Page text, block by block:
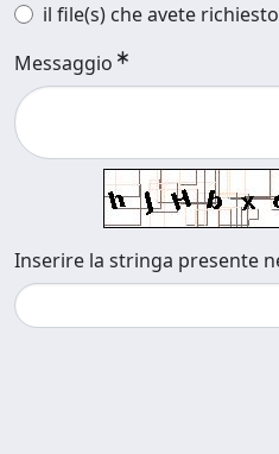
il file(s) che avete richiesto
Messaggio
Inserire la stringa presente